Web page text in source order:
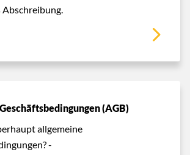
(AGB)
allgemeine
-